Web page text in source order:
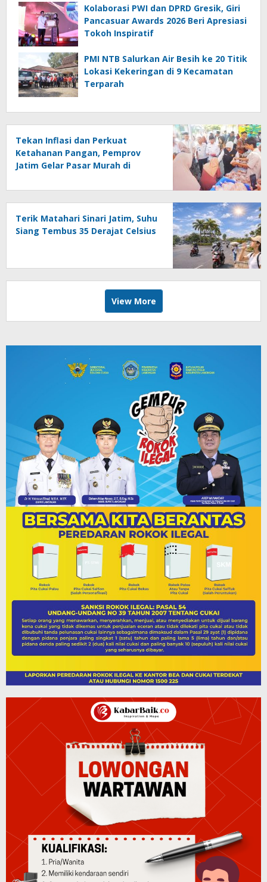
Kolaborasi PWI dan DPRD Gresik, Giri
Pancasuar Awards 2026 Beri Apresiasi
Tokoh Inspiratif
PMI NTB Salurkan Air Besih ke 20 Titik
Lokasi Kekeringan di 9 Kecamatan
Terparah
Tekan Inflasi dan Perkuat
Ketahanan Pangan, Pemprov
Jatim Gelar Pasar Murah di
Terik Matahari Sinari Jatim, Suhu
Siang Tembus 35 Derajat Celsius
View More